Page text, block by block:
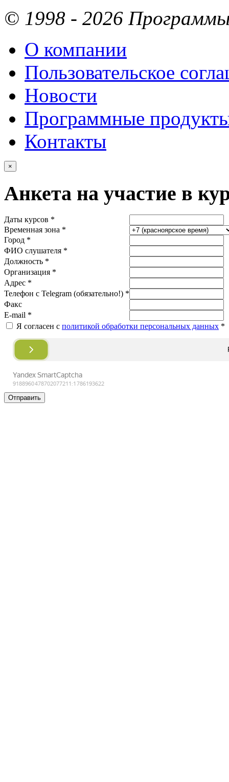
© 1998 - 2026 Программы
О компании
Пользовательское
Новости
Программные
Контакты
×
Анкета на участие в
Даты курсов *
Временная зона *
Город *
ФИО слушателя *
Должность *
Организация *
Адрес *
Телефон с Telegram (обязательно!) *
Факс
E-mail *
Я согласен с политикой обработки персональных данных *
Отправить